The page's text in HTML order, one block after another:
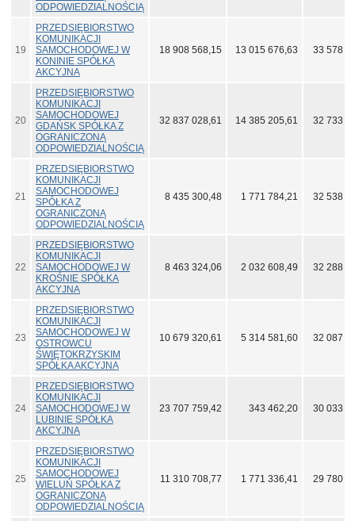
ODPOWIEDZIALNOŚCIĄ
19
PRZEDSIĘBIORSTWO
KOMUNIKACJI
SAMOCHODOWEJ W
KONINIE SPÓŁKA
AKCYJNA
18 908 568,15 13 015 676,63 33 578
20
PRZEDSIĘBIORSTWO
KOMUNIKACJI
SAMOCHODOWEJ
GDAŃSK SPÓŁKA Z
OGRANICZONĄ
ODPOWIEDZIALNOŚCIĄ
32 837 028,61 14 385 205,61 32 733
21
PRZEDSIĘBIORSTWO
KOMUNIKACJI
SAMOCHODOWEJ
SPÓŁKA Z
OGRANICZONĄ
ODPOWIEDZIALNOŚCIĄ
8 435 300,48 1 771 784,21 32 538
22
PRZEDSIĘBIORSTWO
KOMUNIKACJI
SAMOCHODOWEJ W
KROŚNIE SPÓŁKA
AKCYJNA
8 463 324,06 2 032 608,49 32 288
23
PRZEDSIĘBIORSTWO
KOMUNIKACJI
SAMOCHODOWEJ W
OSTROWCU
ŚWIĘTOKRZYSKIM
SPÓŁKA AKCYJNA
10 679 320,61 5 314 581,60 32 087
24
PRZEDSIĘBIORSTWO
KOMUNIKACJI
SAMOCHODOWEJ W
LUBINIE SPÓŁKA
AKCYJNA
23 707 759,42 343 462,20 30 033
25
PRZEDSIĘBIORSTWO
KOMUNIKACJI
SAMOCHODOWEJ
WIELUŃ SPÓŁKA Z
OGRANICZONĄ
ODPOWIEDZIALNOŚCIĄ
11 310 708,77 1 771 336,41 29 780